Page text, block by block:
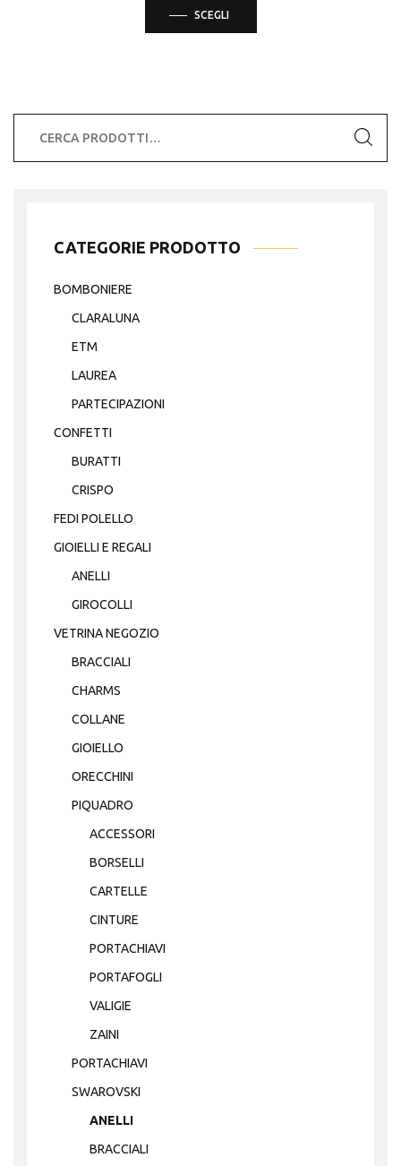
SCEGLI
prodotto
Le
possono
pagina
CATEGORIE PRODOTTO
BOMBONIERE
CLARALUNA
ETM
LAUREA
PARTECIPAZIONI
CONFETTI
BURATTI
CRISPO
FEDI POLELLO
GIOIELLI E REGALI
ANELLI
GIROCOLLI
VETRINA NEGOZIO
BRACCIALI
CHARMS
COLLANE
GIOIELLO
ORECCHINI
PIQUADRO
ACCESSORI
BORSELLI
CARTELLE
CINTURE
PORTACHIAVI
PORTAFOGLI
VALIGIE
ZAINI
PORTACHIAVI
SWAROVSKI
ANELLI
BRACCIALI